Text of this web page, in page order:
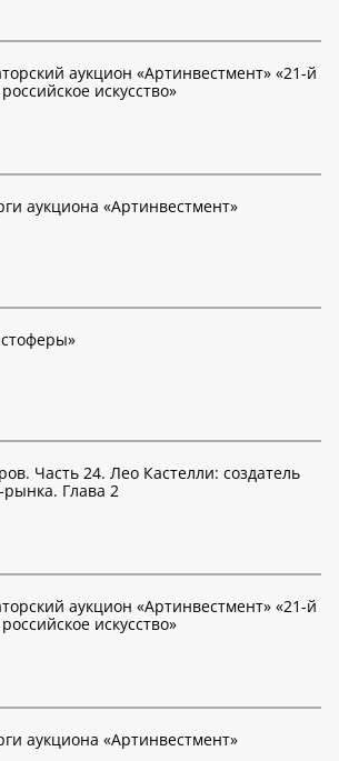
аукцион «Артинвестмент» «21-й
искусство»
аукциона «Артинвестмент»
Часть 24. Лео Кастелли: создатель
Глава 2
аукцион «Артинвестмент» «21-й
искусство»
аукциона «Артинвестмент»